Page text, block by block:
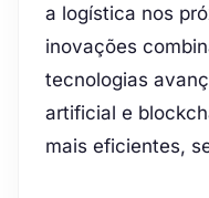
a logística nos
inovações
tecnologias
artificial e
mais eficientes,